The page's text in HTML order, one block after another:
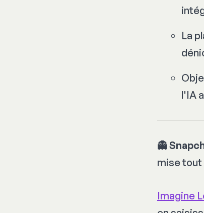
La
l'IA
👻
mise tout
Imagine